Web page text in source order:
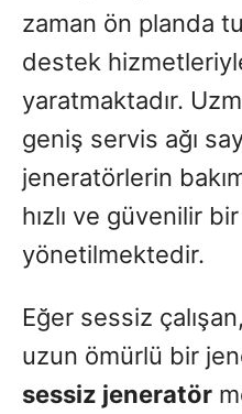
zaman ön planda
destek
yaratmaktadır.
geniş servis ağı
jeneratörlerin
hızlı ve güvenilir
yönetilmektedir.
Eğer sessiz
uzun ömürlü bir
sessiz jeneratör